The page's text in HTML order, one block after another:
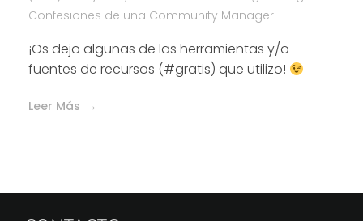
Confesiones de una Community Manager
¡Os dejo algunas de las herramientas y/o
fuentes de recursos (#gratis) que utilizo!
Leer Más